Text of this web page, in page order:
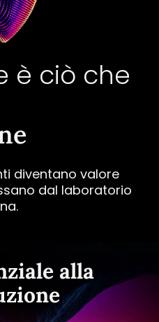
è ciò che
diventano valore
dal laboratorio
alla